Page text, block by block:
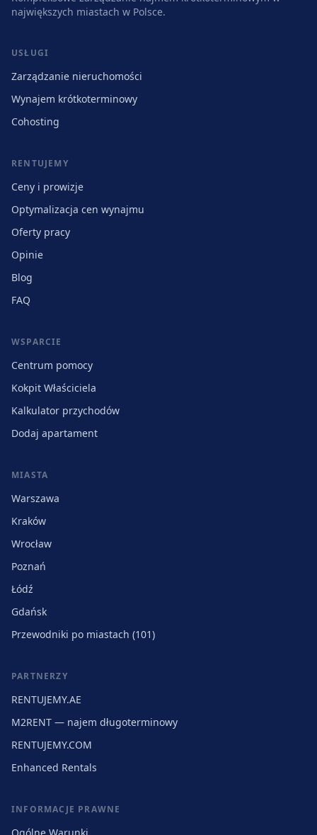
największych miastach w Polsce.
USŁUGI
Zarządzanie nieruchomości
Wynajem krótkoterminowy
Cohosting
RENTUJEMY
Ceny i prowizje
Optymalizacja cen wynajmu
Oferty pracy
Opinie
Blog
FAQ
WSPARCIE
Centrum pomocy
Kokpit Właściciela
Kalkulator przychodów
Dodaj apartament
MIASTA
Warszawa
Kraków
Wrocław
Poznań
Łódź
Gdańsk
Przewodniki po miastach (101)
PARTNERZY
RENTUJEMY.AE
M2RENT — najem długoterminowy
RENTUJEMY.COM
Enhanced Rentals
INFORMACJE PRAWNE
Ogólne Warunki